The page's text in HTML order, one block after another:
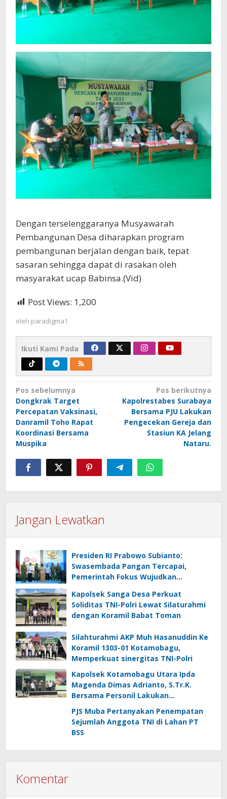
Dengan terselenggaranya Musyawarah
Pembangunan Desa diharapkan program
pembangunan berjalan dengan baik, tepat
sasaran sehingga dapat di rasakan oleh
masyarakat ucap Babinsa.(Vid)
Post Views: 1,200
oleh paradigma1
Ikuti Kami Pada
Navigasi
pos
Pos sebelumnya
Dongkrak Target
Percepatan Vaksinasi,
Danramil Toho Rapat
Koordinasi Bersama
Muspika
Pos berikutnya
Kapolrestabes Surabaya
Bersama PJU Lakukan
Pengecekan Gereja dan
Stasiun KA Jelang
Nataru.
Jangan Lewatkan
Presiden RI Prabowo Subianto:
Swasembada Pangan Tercapai,
Pemerintah Fokus Wujudkan
Kapolsek Sanga Desa Perkuat
Soliditas TNI-Polri Lewat Silaturahmi
dengan Koramil Babat Toman
Silahturahmi AKP Muh Hasanuddin Ke
Koramil 1303-01 Kotamobagu,
Memperkuat sinergitas TNI-Polri
Kapolsek Kotamobagu Utara Ipda
Magenda Dimas Adrianto, S.Tr.K.
Bersama Personil Lakukan
Silaturahmi Ke Koramil 1303-02 Passi
PJS Muba Pertanyakan Penempatan
Sejumlah Anggota TNI di Lahan PT
BSS
Komentar